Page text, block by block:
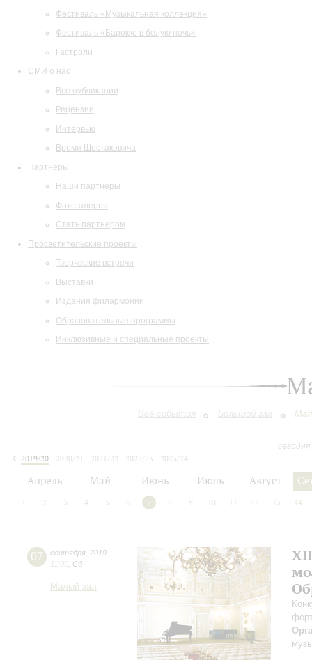
Фестиваль «Музыкальная коллекция»
Фестиваль «Барокко в белую ночь»
Гастроли
СМИ о нас
Все публикации
Рецензии
Интервью
Время Шостаковича
Партнеры
Наши партнеры
Фотогалерея
Стать партнером
Просветительские проекты
Творческие встречи
Выставки
Издания филармонии
Образовательные программы
Инклюзивные и специальные проекты
Все события Большой зал
2019/20
2020/21 2021/22 2022/23
2023/24
Апрель Май Июнь Июль Август
1 2 3 4 5 6 7 8 9 10 12 13 14
07 сентября 2019
11:00 Сб
Малый зал